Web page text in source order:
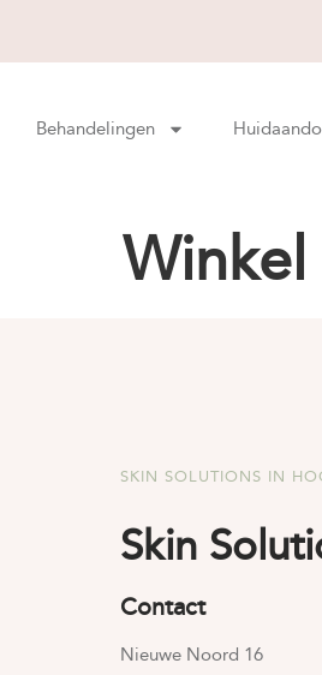
Behandelingen
Winkel
SKIN SOLUTIONS IN
Skin
Contact
Nieuwe Noord 16